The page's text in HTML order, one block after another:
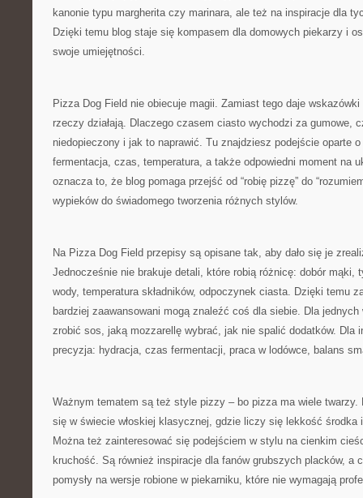
kanonie typu margherita czy marinara, ale też na inspiracje dla
Dzięki temu blog staje się kompasem dla domowych piekarzy i
swoje umiejętności.
Pizza Dog Field nie obiecuje magii. Zamiast tego daje wskazówki
rzeczy działają. Dlaczego czasem ciasto wychodzi za gumowe,
niedopieczony i jak to naprawić. Tu znajdziesz podejście oparte
fermentacja, czas, temperatura, a także odpowiedni moment na
oznacza to, że blog pomaga przejść od “robię pizzę” do
wypieków do świadomego tworzenia różnych stylów.
Na Pizza Dog Field przepisy są opisane tak, aby dało się je
Jednocześnie nie brakuje detali, które robią różnicę: dobór mąki,
wody, temperatura składników, odpoczynek ciasta. Dzięki temu
bardziej zaawansowani mogą znaleźć coś dla siebie. Dla
zrobić sos, jaką mozzarellę wybrać, jak nie spalić dodatków. Dla
precyzja: hydracja, czas fermentacji, praca w lodówce, balans
Ważnym tematem są też style pizzy – bo pizza ma wiele twarzy.
się w świecie włoskiej klasycznej, gdzie liczy się lekkość środka
Można też zainteresować się podejściem w stylu na cienkim
kruchość. Są również inspiracje dla fanów grubszych placków, a
pomysły na wersje robione w piekarniku, które nie wymagają